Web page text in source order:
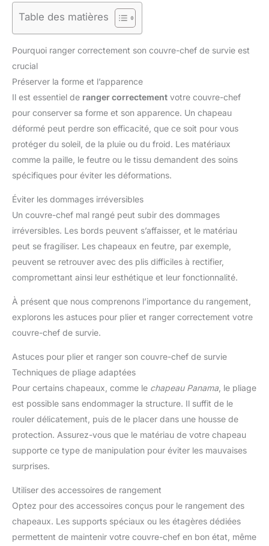
Table des matières
Pourquoi ranger correctement son couvre-chef de survie est
crucial
Préserver la forme et l’apparence
Il est essentiel de ranger correctement votre couvre-chef
pour conserver sa forme et son apparence. Un chapeau
déformé peut perdre son efficacité, que ce soit pour vous
protéger du soleil, de la pluie ou du froid. Les matériaux
comme la paille, le feutre ou le tissu demandent des soins
spécifiques pour éviter les déformations.
Éviter les dommages irréversibles
Un couvre-chef mal rangé peut subir des dommages
irréversibles. Les bords peuvent s’affaisser, et le matériau
peut se fragiliser. Les chapeaux en feutre, par exemple,
peuvent se retrouver avec des plis difficiles à rectifier,
compromettant ainsi leur esthétique et leur fonctionnalité.
À présent que nous comprenons l’importance du rangement,
explorons les astuces pour plier et ranger correctement votre
couvre-chef de survie.
Astuces pour plier et ranger son couvre-chef de survie
Techniques de pliage adaptées
Pour certains chapeaux, comme le chapeau Panama , le pliage
est possible sans endommager la structure. Il suffit de le
rouler délicatement, puis de le placer dans une housse de
protection. Assurez-vous que le matériau de votre chapeau
supporte ce type de manipulation pour éviter les mauvaises
surprises.
Utiliser des accessoires de rangement
Optez pour des accessoires conçus pour le rangement des
chapeaux. Les supports spéciaux ou les étagères dédiées
permettent de maintenir votre couvre-chef en bon état, même